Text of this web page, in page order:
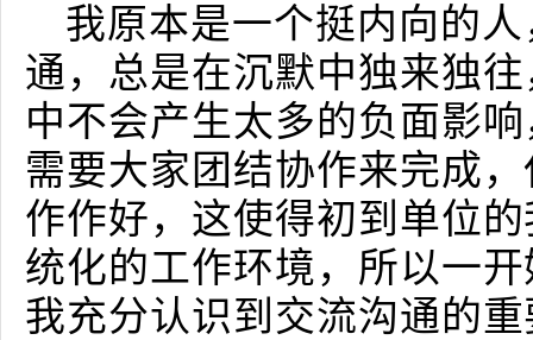
我原本是一个挺内向的
通，总是在沉默中独来独
中不会产生太多的负面影
需要大家团结协作来完成
作作好，这使得初到单位
统化的工作环境，所以一
我充分认识到交流沟通的